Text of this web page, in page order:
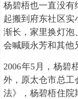
杨碧梧也一直没有
起搬到府东社区实
渐长，家里换灯泡
会喊顾永芳和其他
2006年5月，杨碧
外，原太仓市总工
法》，杨碧梧住院